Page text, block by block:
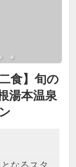
幼児(未
がいらっ
て下さ
き人数含
:2歳ｘ1
然を感じ
温泉をお
利用可能
るお献
のとなり
変わる
なりま
食】旬の
湯本温泉